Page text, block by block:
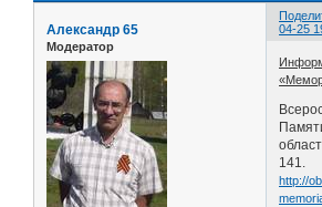
04-25
Александр 65
Модератор
141.
http://